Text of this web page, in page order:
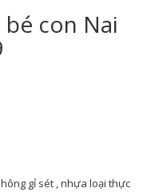
bé con Nai
gỉ sét , nhựa loại thực